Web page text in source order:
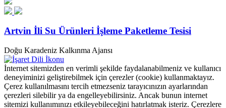
Artvin İli Su Ürünleri İşleme Paketleme Tesisi
Doğu Karadeniz Kalkınma Ajansı
İnternet sitemizden en verimli şekilde faydalanabilmeniz ve kullanıcı
deneyiminizi geliştirebilmek için çerezler (cookie) kullanmaktayız.
Çerez kullanılmasını tercih etmezseniz tarayıcınızın ayarlarından
çerezleri silebilir ya da engelleyebilirsiniz. Ancak bunun internet
sitemizi kullanımınızı etkileyebileceğini hatırlatmak isteriz. Çerezlere